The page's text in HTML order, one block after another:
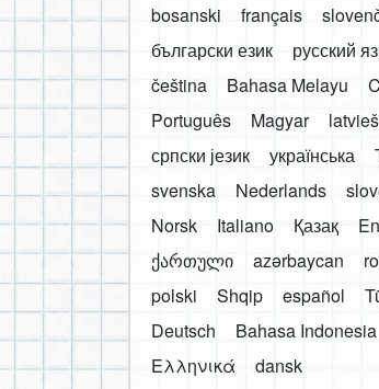
bosanski français
български език
русский
čeština
Bahasa Melayu
Português
Magyar
српски језик
українська
svenska
Nederlands
Norsk
Italiano Қазақ
ქართული
azərbaycan
polski
Shqip español
Deutsch
Bahasa Indonesia
Ελληνικά
dansk